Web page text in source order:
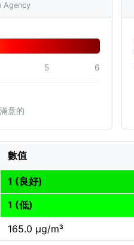
Agency
5 6
意的
數值
1 (良好)
1 (低)
165.0 µg/m³